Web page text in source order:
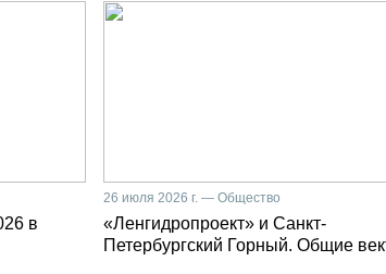
в
26 июля 2026 г. — Общество
«Ленгидропроект» и Санкт-
Петербургский Горный. Общие